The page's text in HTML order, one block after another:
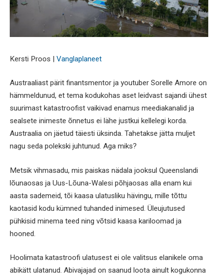
Kersti Proos | Vanglaplaneet
Austraaliast pärit finantsmentor ja youtuber Sorelle Amore on
hämmeldunud, et tema kodukohas aset leidvast sajandi ühest
suurimast katastroofist vaikivad enamus meediakanalid ja
sealsete inimeste õnnetus ei lähe justkui kellelegi korda.
Austraalia on jäetud täiesti üksinda. Tahetakse jätta muljet
nagu seda polekski juhtunud. Aga miks?
Metsik vihmasadu, mis paiskas nädala jooksul Queenslandi
lõunaosas ja Uus-Lõuna-Walesi põhjaosas alla enam kui
aasta sademeid, tõi kaasa ulatusliku hävingu, mille tõttu
kaotasid kodu kümned tuhanded inimesed. Üleujutused
pühkisid minema teed ning võtsid kaasa kariloomad ja
hooned.
Hoolimata katastroofi ulatusest ei ole valitsus elanikele oma
abikätt ulatanud. Abivajajad on saanud loota ainult kogukonna